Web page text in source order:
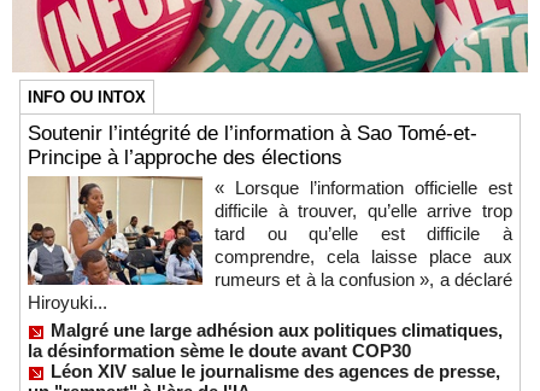
INFO OU INTOX
Soutenir l’intégrité de l’information à Sao Tomé-et-
Principe à l’approche des élections
« Lorsque l’information officielle est
difficile à trouver, qu’elle arrive trop
tard ou qu’elle est difficile à
comprendre, cela laisse place aux
rumeurs et à la confusion », a déclaré
Hiroyuki...
Malgré une large adhésion aux politiques climatiques,
la désinformation sème le doute avant COP30
Léon XIV salue le journalisme des agences de presse,